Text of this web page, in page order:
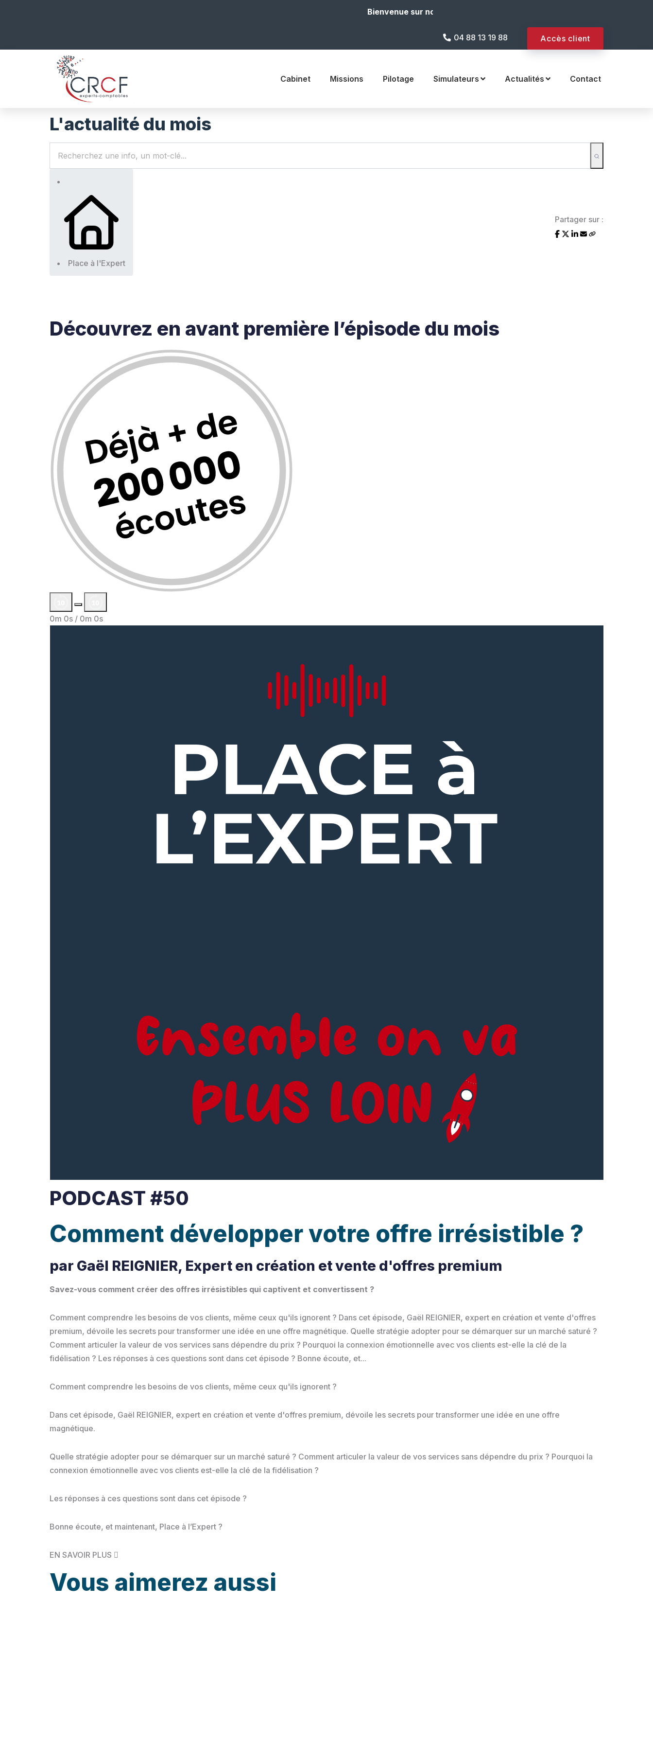
Bienvenue sur notre site internet !
04 88 13 19 88 Accès client
Cabinet Missions Pilotage Simulateurs Actualités Contact
L'actualité du mois
Place à l'Expert
Partager sur :
Découvrez en avant première l’épisode du mois
0m 0s / 0m 0s
PODCAST #50
Comment développer votre offre irrésistible ?
par Gaël REIGNIER, Expert en création et vente d'offres premium
Savez-vous comment créer des offres irrésistibles qui captivent et convertissent ?
Comment comprendre les besoins de vos clients, même ceux qu'ils ignorent ? Dans cet épisode, Gaël REIGNIER, expert en création et vente d'offres
premium, dévoile les secrets pour transformer une idée en une offre magnétique. Quelle stratégie adopter pour se démarquer sur un marché saturé ?
Comment articuler la valeur de vos services sans dépendre du prix ? Pourquoi la connexion émotionnelle avec vos clients est-elle la clé de la
fidélisation ? Les réponses à ces questions sont dans cet épisode ? Bonne écoute, et...
Comment comprendre les besoins de vos clients, même ceux qu'ils ignorent ?
Dans cet épisode, Gaël REIGNIER, expert en création et vente d'offres premium, dévoile les secrets pour transformer une idée en une offre
magnétique.
Quelle stratégie adopter pour se démarquer sur un marché saturé ? Comment articuler la valeur de vos services sans dépendre du prix ? Pourquoi la
connexion émotionnelle avec vos clients est-elle la clé de la fidélisation ?
Les réponses à ces questions sont dans cet épisode ?
Bonne écoute, et maintenant, Place à l’Expert ?
EN SAVOIR PLUS
Vous aimerez aussi